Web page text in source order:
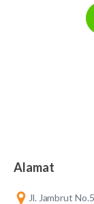
Alamat
Jl. Jambrut